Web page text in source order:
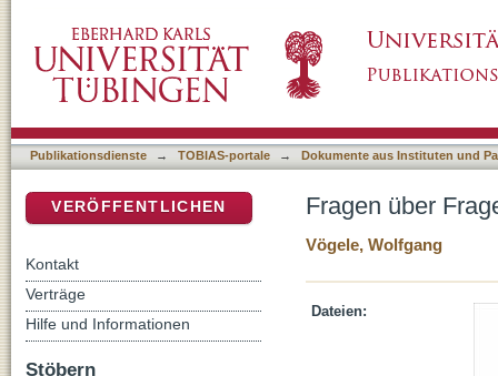
Publikationsdienste → TOBIAS-portale → Dokumente aus Instituten und
Fragen über
Vögele, Wolfgang
Dateien:
VERÖFFENTLICHEN
Kontakt
Verträge
Hilfe und Informationen
Stöbern